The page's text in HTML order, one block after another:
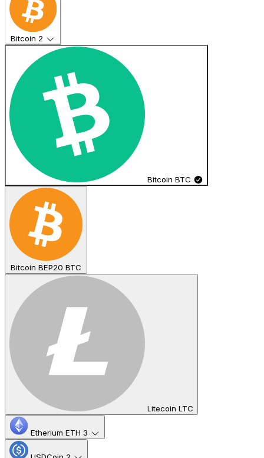
Bitcoin 2
Bitcoin BTC
Bitcoin BEP20 BTC
Litecoin LTC
Etherium ETH 3